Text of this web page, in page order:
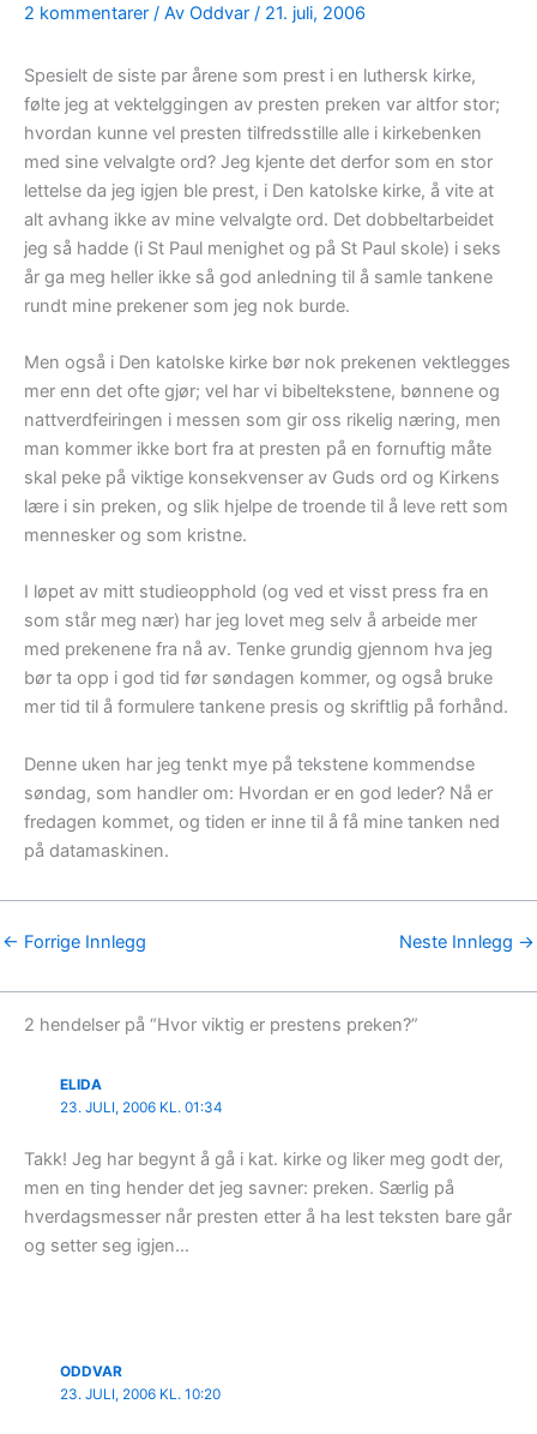
2 kommentarer / Av Oddvar / 21. juli, 2006
Spesielt de siste par årene som prest i en luthersk kirke,
følte jeg at vektelggingen av presten preken var altfor stor;
hvordan kunne vel presten tilfredsstille alle i kirkebenken
med sine velvalgte ord? Jeg kjente det derfor som en stor
lettelse da jeg igjen ble prest, i Den katolske kirke, å vite at
alt avhang ikke av mine velvalgte ord. Det dobbeltarbeidet
jeg så hadde (i St Paul menighet og på St Paul skole) i seks
år ga meg heller ikke så god anledning til å samle tankene
rundt mine prekener som jeg nok burde.
Men også i Den katolske kirke bør nok prekenen vektlegges
mer enn det ofte gjør; vel har vi bibeltekstene, bønnene og
nattverdfeiringen i messen som gir oss rikelig næring, men
man kommer ikke bort fra at presten på en fornuftig måte
skal peke på viktige konsekvenser av Guds ord og Kirkens
lære i sin preken, og slik hjelpe de troende til å leve rett som
mennesker og som kristne.
I løpet av mitt studieopphold (og ved et visst press fra en
som står meg nær) har jeg lovet meg selv å arbeide mer
med prekenene fra nå av. Tenke grundig gjennom hva jeg
bør ta opp i god tid før søndagen kommer, og også bruke
mer tid til å formulere tankene presis og skriftlig på forhånd.
Denne uken har jeg tenkt mye på tekstene kommendse
søndag, som handler om: Hvordan er en god leder? Nå er
fredagen kommet, og tiden er inne til å få mine tanken ned
på datamaskinen.
← Forrige Innlegg Neste Innlegg →
2 hendelser på “Hvor viktig er prestens preken?”
ELIDA
23. JULI, 2006 KL. 01:34
Takk! Jeg har begynt å gå i kat. kirke og liker meg godt der,
men en ting hender det jeg savner: preken. Særlig på
hverdagsmesser når presten etter å ha lest teksten bare går
og setter seg igjen…
ODDVAR
23. JULI, 2006 KL. 10:20